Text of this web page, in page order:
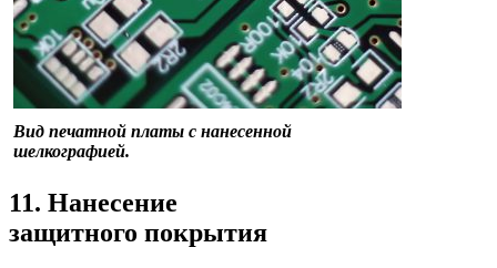
Вид печатной платы с нанесенной
шелкографией.
11. Нанесение
защитного покрытия